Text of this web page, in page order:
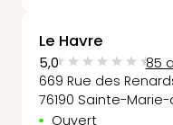
Le Havre
5,0
85
669 Rue des
76190 Sainte-
Ouvert